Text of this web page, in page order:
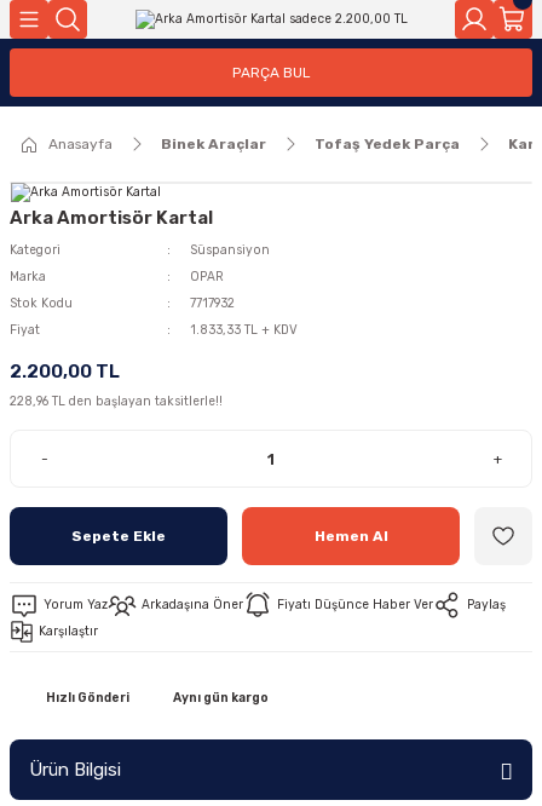
PARÇA BUL
Anasayfa Binek Araçlar Tofaş Yedek Parça
Arka Amortisör Kartal
Kategori
Süspansiyon
Marka
OPAR
Stok Kodu
7717932
Fiyat
1.833,33 TL + KDV
2.200,00 TL
228,96 TL den başlayan taksitlerle!!
- +
Sepete Ekle Hemen Al
Yorum Yaz Arkadaşına Öner Fiyatı Düşünce Haber Ver
Paylaş
Karşılaştır
Hızlı Gönderi Aynı gün kargo
Ürün Bilgisi